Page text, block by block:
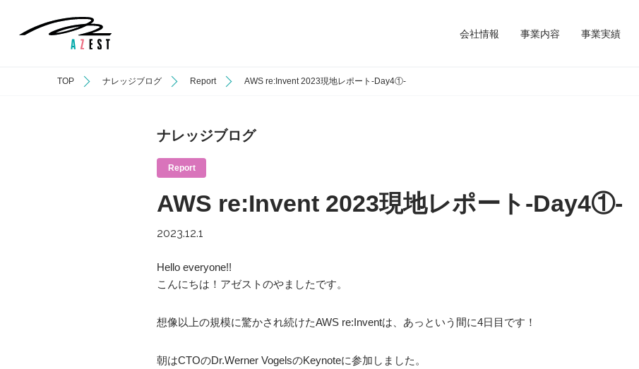
会社情報 事業内容 事業実績
TOP ナレッジブログ Report AWS re:Invent 2023現地レポート-Day4①-
ナレッジブログ
Report
AWS re:Invent 2023現地レポート-Day4①-
2023.12.1
Hello everyone!!
こんにちは！アゼストのやましたです。
想像以上の規模に驚かされ続けたAWS re:Inventは、あっという間に4日目です！
朝はCTOのDr.Werner VogelsのKeynoteに参加しました。